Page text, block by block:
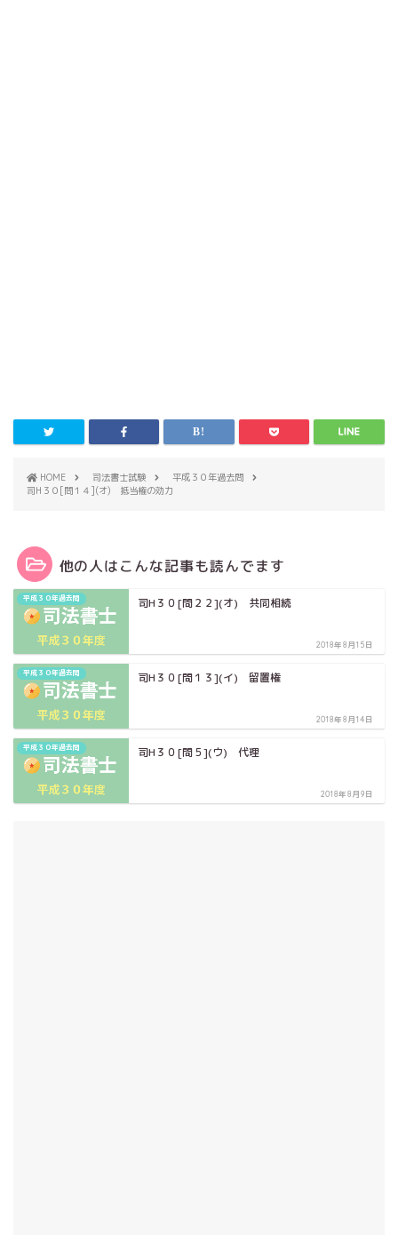
HOME 司法書士試験
平成３０年過去問
司H３０[問１４](オ) 抵当権の効力
他の人はこんな記事も読んでます
平成３０年過去問 司H３０[問２２](オ) 共同相続
2018年8月15日
平成３０年過去問 司H３０[問１３](イ) 留置権
2018年8月14日
平成３０年過去問 司H３０[問５](ウ) 代理
2018年8月9日